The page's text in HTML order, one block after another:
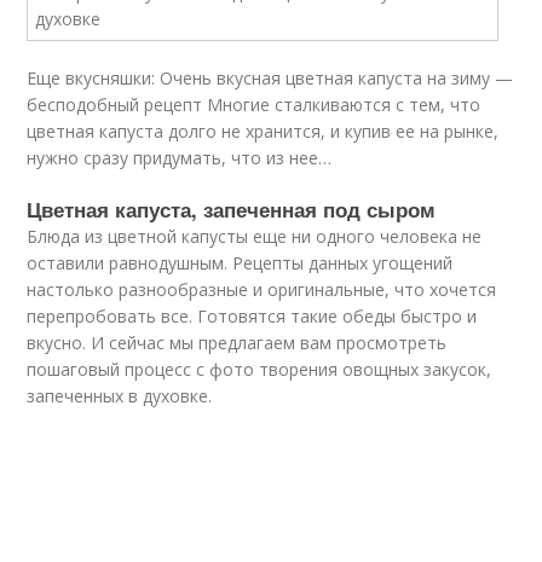
Еще вкусняшки: Очень вкусная цветная капуста на зиму —
бесподобный рецепт Многие сталкиваются с тем, что
цветная капуста долго не хранится, и купив ее на рынке,
нужно сразу придумать, что из нее…
Цветная капуста, запеченная под сыром
Блюда из цветной капусты еще ни одного человека не
оставили равнодушным. Рецепты данных угощений
настолько разнообразные и оригинальные, что хочется
перепробовать все. Готовятся такие обеды быстро и
вкусно. И сейчас мы предлагаем вам просмотреть
пошаговый процесс с фото творения овощных закусок,
запеченных в духовке.